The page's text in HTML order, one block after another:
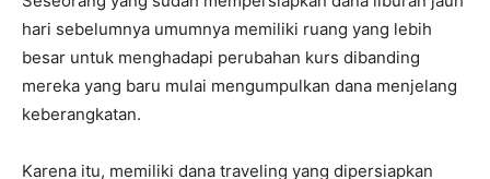
hari sebelumnya umumnya memiliki ruang yang lebih
besar untuk menghadapi perubahan kurs dibanding
mereka yang baru mulai mengumpulkan dana menjelang
keberangkatan.
Karena itu, memiliki dana traveling yang dipersiapkan